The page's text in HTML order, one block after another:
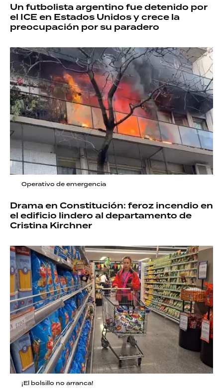
Un futbolista argentino fue detenido por
el ICE en Estados Unidos y crece la
preocupación por su paradero
Operativo de emergencia
Drama en Constitución: feroz incendio en
el edificio lindero al departamento de
Cristina Kirchner
¡El bolsillo no arranca!